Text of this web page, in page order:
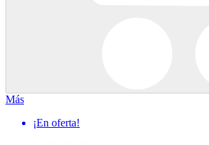
Más
¡En oferta!